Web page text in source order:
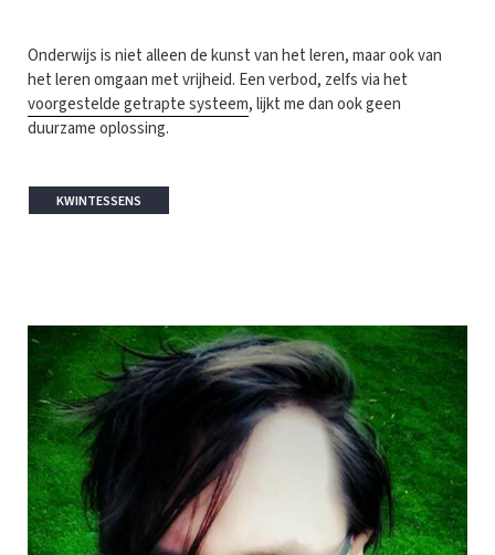
Onderwijs is niet alleen de kunst van het leren, maar ook van
het leren omgaan met vrijheid. Een verbod, zelfs via het
voorgestelde getrapte systeem, lijkt me dan ook geen
duurzame oplossing.
KWINTESSENS